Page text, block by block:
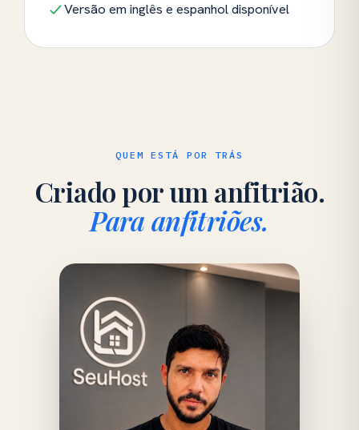
Versão em inglês e espanhol disponível
QUEM ESTÁ POR TRÁS
Criado por um anfitrião.
Para anfitriões.